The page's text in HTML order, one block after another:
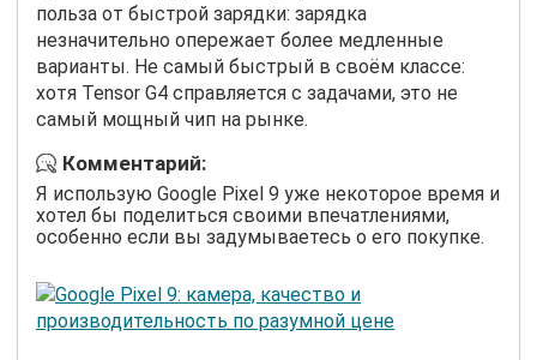
польза от быстрой зарядки: зарядка
незначительно опережает более медленные
варианты. Не самый быстрый в своём классе:
хотя Tensor G4 справляется с задачами, это не
самый мощный чип на рынке.
Комментарий:
Я использую Google Pixel 9 уже некоторое время и
хотел бы поделиться своими впечатлениями,
особенно если вы задумываетесь о его покупке.